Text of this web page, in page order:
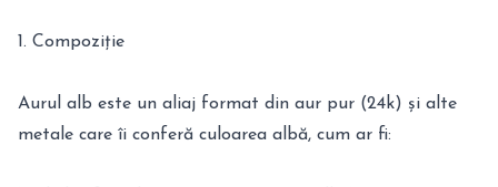
1. Compoziție
Aurul alb este un aliaj format din aur pur (24k) și alte
metale care îi conferă culoarea albă, cum ar fi: